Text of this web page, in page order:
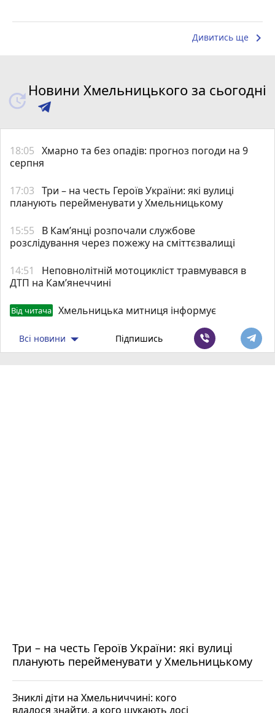
Дивитись ще keyboard_arrow_right
Новини Хмельницького за сьогодні
18:05 Хмарно та без опадів: прогноз погоди на 9
серпня
17:03 Три – на честь Героїв України: які вулиці
планують перейменувати у Хмельницькому
15:55
В Кам’янці розпочали службове
розслідування через пожежу на сміттєзвалищі
14:51
Неповнолітній мотоцикліст травмувався в
ДТП на Кам’янеччині
Від читача Хмельницька митниця інформує
Всі новини Підпишись
Три – на честь Героїв України: які вулиці
планують перейменувати у Хмельницькому
Зниклі діти на Хмельниччині: кого
вдалося знайти, а кого шукають досі